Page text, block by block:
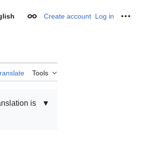
Appearance
Create account Log in
Tools
▼
is